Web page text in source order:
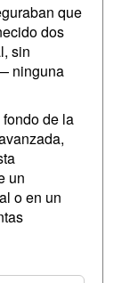
que
dos
sin
ninguna
de la
un
o en un